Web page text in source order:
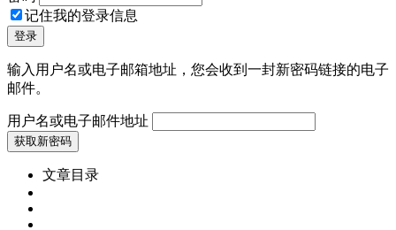
记住我的登录信息
输入用户名或电子邮箱地址，您会收到一封新密码链接的电子
邮件。
用户名或电子邮件地址
文章目录